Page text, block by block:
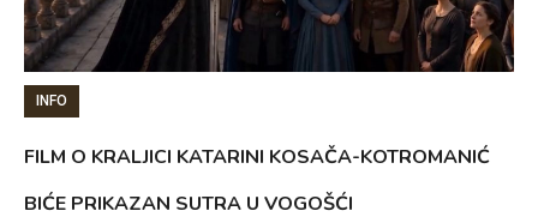
INFO
FILM O KRALJICI KATARINI KOSAČA-KOTROMANIĆ
BIĆE PRIKAZAN SUTRA U VOGOŠĆI